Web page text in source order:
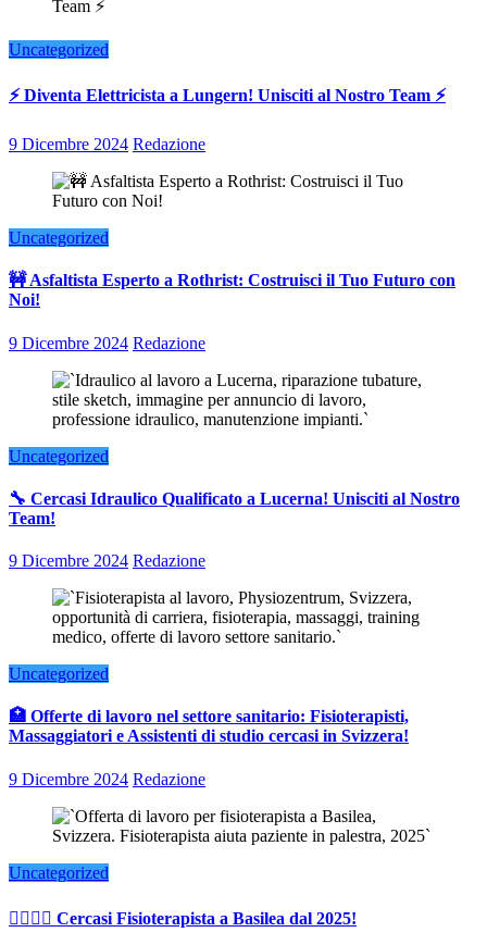
Uncategorized
⚡ Diventa Elettricista a Lungern! Unisciti al Nostro Team ⚡
9 Dicembre 2024 Redazione
Uncategorized
🚧 Asfaltista Esperto a Rothrist: Costruisci il Tuo Futuro con
Noi!
9 Dicembre 2024 Redazione
Uncategorized
🔧 Cercasi Idraulico Qualificato a Lucerna! Unisciti al Nostro
Team!
9 Dicembre 2024 Redazione
Uncategorized
🏥 Offerte di lavoro nel settore sanitario: Fisioterapisti,
Massaggiatori e Assistenti di studio cercasi in Svizzera!
9 Dicembre 2024 Redazione
Uncategorized
👨‍⚕️👩‍⚕️ Cercasi Fisioterapista a Basilea dal 2025!